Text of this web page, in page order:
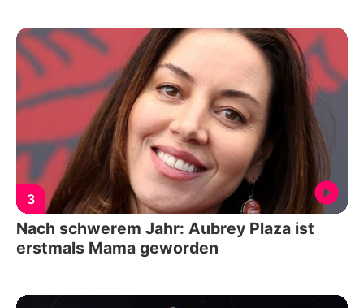
3
Nach schwerem Jahr: Aubrey Plaza ist
erstmals Mama geworden